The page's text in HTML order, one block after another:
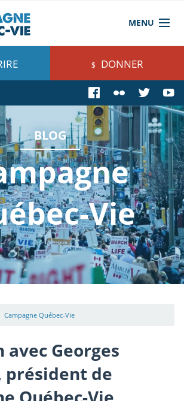
MENU
DONNER
BLOG
Vie
Campagne Québec-Vie
Georges
président de